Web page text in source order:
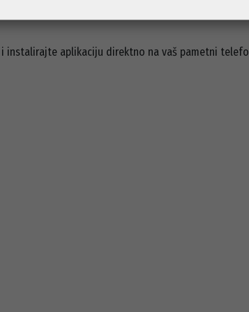
sve naše korisnike da iskoriste prednosti
instalirajte aplikaciju direktno na vaš pametni